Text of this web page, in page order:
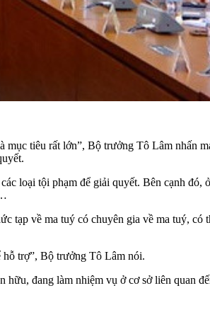
tiêu rất lớn”, Bộ trưởng Tô Lâm nhấn
loại tội phạm để giải quyết. Bên cạnh đó,
tạp về ma tuý có chuyên gia về ma tuý, có
trợ”, Bộ trưởng Tô Lâm nói.
đang làm nhiệm vụ ở cơ sở liên quan